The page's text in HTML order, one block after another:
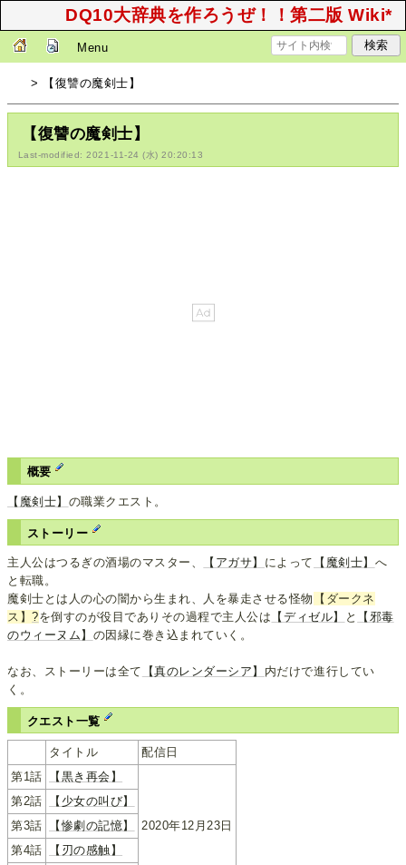
DQ10大辞典を作ろうぜ！！第二版 Wiki*
Menu
> 【復讐の魔剣士】
【復讐の魔剣士】
Last-modified: 2021-11-24 (水) 20:20:13
概要
【魔剣士】 の職業クエスト。
ストーリー
主人公はつるぎの酒場のマスター、 【アガサ】 によって 【魔剣士】 へ
と転職。
魔剣士とは人の心の闇から生まれ、人を暴走させる怪物
【ダークネ
ス】?を倒すのが役目でありその過程で主人公は 【ディゼル】 と
【邪毒
のウィーヌム】 の因縁に巻き込まれていく。
なお、ストーリーは全て 【真のレンダーシア】 内だけで進行してい
く。
クエスト一覧
タイトル
配信日
第1話
【黒き再会】
2020年12月23日
第2話
【少女の叫び】
第3話
【惨劇の記憶】
第4話
【刃の感触】